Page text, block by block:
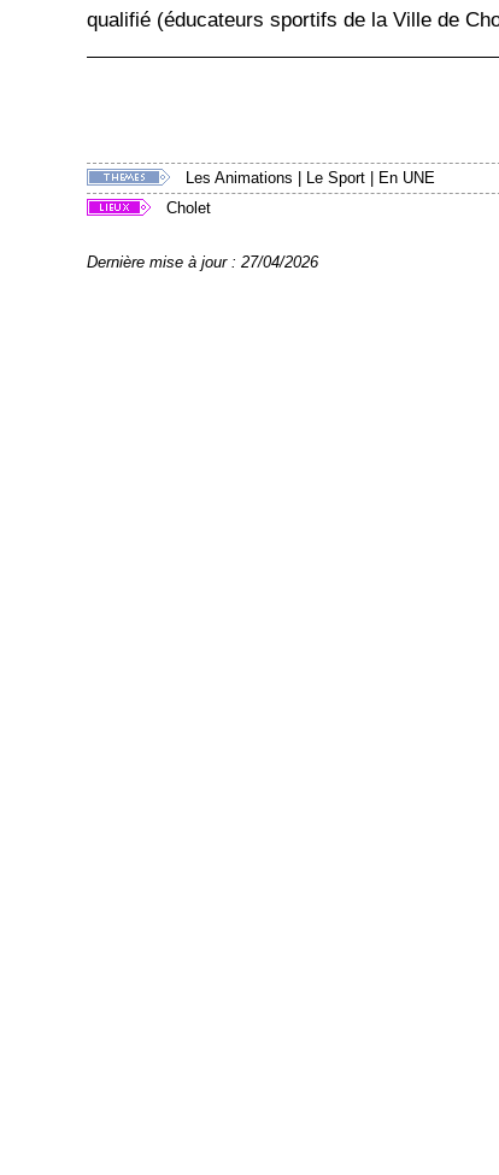
qualifié (éducateurs sportifs de la Ville de
Les Animations Le Sport
En UNE
Cholet
Dernière mise à jour : 27/04/2026